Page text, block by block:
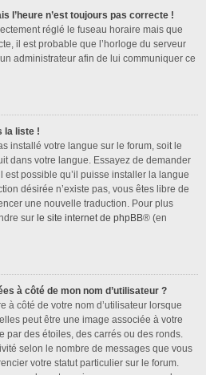
l’heure n’est toujours pas correcte !
réglé le fuseau horaire mais que
il est probable que l’horloge du serveur
administrateur afin de lui communiquer ce
la liste !
installé votre langue sur le forum, soit le
dans votre langue. Essayez de demander
est possible qu’il puisse installer la langue
désirée n’existe pas, vous êtes libre de
une nouvelle traduction. Pour plus
sur le site internet de phpBB® (en
à côté de mon nom d’utilisateur ?
à côté de votre nom d’utilisateur lorsque
peut être une image associée à votre
par des étoiles, des carrés ou des ronds.
selon le nombre de messages que vous
votre statut particulier sur le forum.